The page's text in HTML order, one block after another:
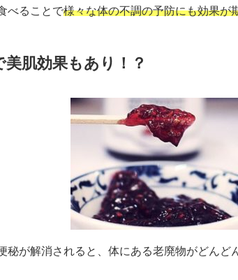
べることで様々な体の不調の予防にも効果が
美肌効果もあり！？
秘が解消されると、体にある老廃物がどんど